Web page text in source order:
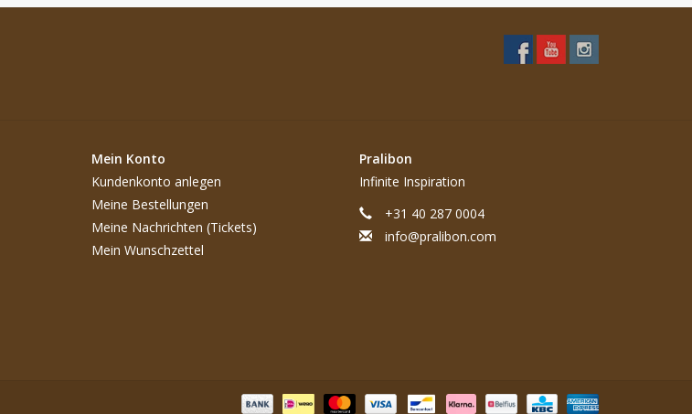
Mein Konto
Kundenkonto anlegen
Meine Bestellungen
Meine Nachrichten (Tickets)
Mein Wunschzettel
Pralibon
Infinite Inspiration
+31 40 287 0004
info@pralibon.com